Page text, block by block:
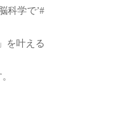
科学で’#
を叶える